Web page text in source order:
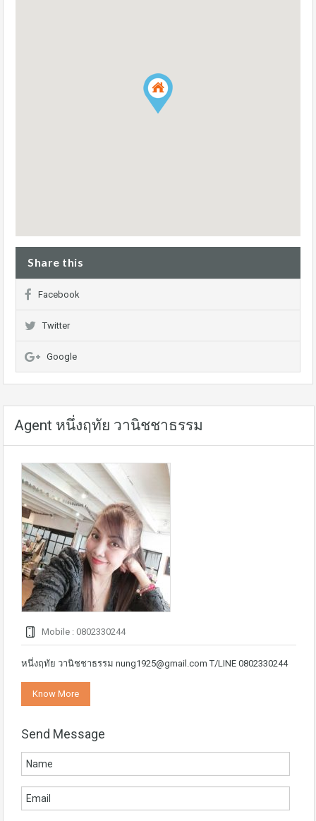
Share this
Facebook
Twitter
Google
Agent หนึ่งฤทัย วานิชชาธรรม
Mobile : 0802330244
หนึ่งฤทัย วานิชชาธรรม nung1925@gmail.com T/LINE 0802330244
Know More
Send Message